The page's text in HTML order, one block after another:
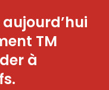
TM
à